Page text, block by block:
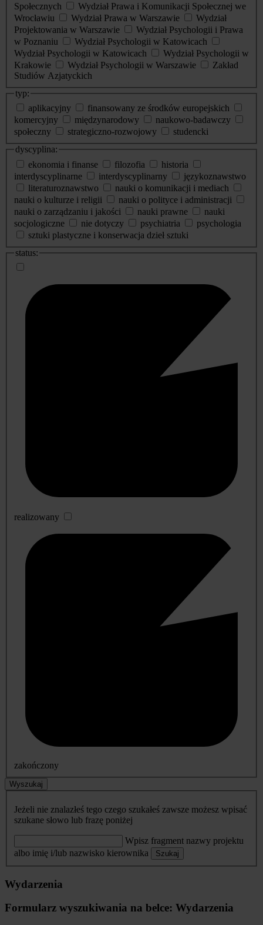
Społecznych
Wydział Prawa i Komunikacji Społecznej we
Wrocławiu
Wydział Prawa w Warszawie
Wydział
Projektowania w Warszawie
Wydział Psychologii i Prawa
w Poznaniu
Wydział Psychologii w Katowicach
Wydział Psychologii w Katowicach
Wydział Psychologii w
Krakowie
Wydział Psychologii w Warszawie
Zakład
Studiów Azjatyckich
typ:
aplikacyjny
finansowany ze środków europejskich
komercyjny
międzynarodowy
naukowo-badawczy
społeczny
strategiczno-rozwojowy
studencki
dyscyplina:
ekonomia i finanse
filozofia
historia
interdyscyplinarne
interdyscyplinarny
językoznawstwo
literaturoznawstwo
nauki o komunikacji i mediach
nauki o kulturze i religii
nauki o polityce i administracji
nauki o zarządzaniu i jakości
nauki prawne
nauki
socjologiczne
nie dotyczy psychiatria
psychologia
sztuki plastyczne i konserwacja dzieł sztuki
status:
realizowany
zakończony
Wyszukaj
Jeżeli nie znalazłeś tego czego szukałeś zawsze możesz wpisać
szukane słowo lub frazę poniżej
Wpisz fragment nazwy projektu
albo imię i/lub nazwisko kierownika
Szukaj
Wydarzenia
Formularz wyszukiwania na belce: Wydarzenia